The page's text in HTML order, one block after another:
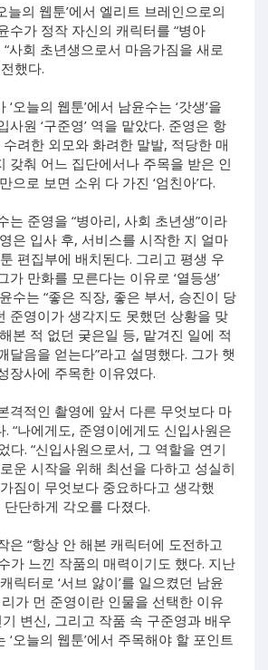
늘의 웹툰’에서 엘리트 브레인으로의
수가 정작 자신의 캐릭터를 “병아
“사회 초년생으로서 마음가짐을 새로
했다.
‘오늘의 웹툰’에서 남윤수는 ‘갓생’을
사원 ‘구준영’ 역을 맡았다. 준영은 항
려한 외모와 화려한 말발, 적당한 매
갖춰 어느 집단에서나 주목을 받은 인
으로 보면 소위 다 가진 ‘엄친아’다.
는 준영을 “병아리, 사회 초년생”이라
은 입사 후, 서비스를 시작한 지 얼마
편집부에 배치된다. 그리고 평생 우
가 만화를 모른다는 이유로 ‘열등생’
수는 “좋은 직장, 좋은 부서, 승진이 당
준영이가 생각지도 못했던 상황을 맞
본 적 없던 궂은일 등, 맡겨진 일에 적
달음을 얻는다”라고 설명했다. 그가 햇
장사에 주목한 이유였다.
격적인 촬영에 앞서 다른 무엇보다 마
“나에게도, 준영이에게도 신입사원은
다. “신입사원으로서, 그 역할을 연기
운 시작을 위해 최선을 다하고 성실히
짐이 무엇보다 중요하다고 생각했
단단하게 각오를 다졌다.
은 “항상 안 해본 캐릭터에 도전하고
가 느낀 작품의 매력이기도 했다. 지난
릭터로 ‘서브 앓이’를 일으켰던 남윤
리가 먼 준영이란 인물을 선택한 이유
변신, 그리고 작품 속 구준영과 배우
‘오늘의 웹툰’에서 주목해야 할 포인트